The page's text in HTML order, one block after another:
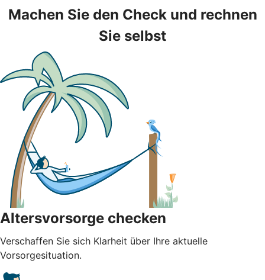
Machen Sie den Check und rechnen
Sie selbst
Altersvorsorge checken
Verschaffen Sie sich Klarheit über Ihre aktuelle
Vorsorgesituation.